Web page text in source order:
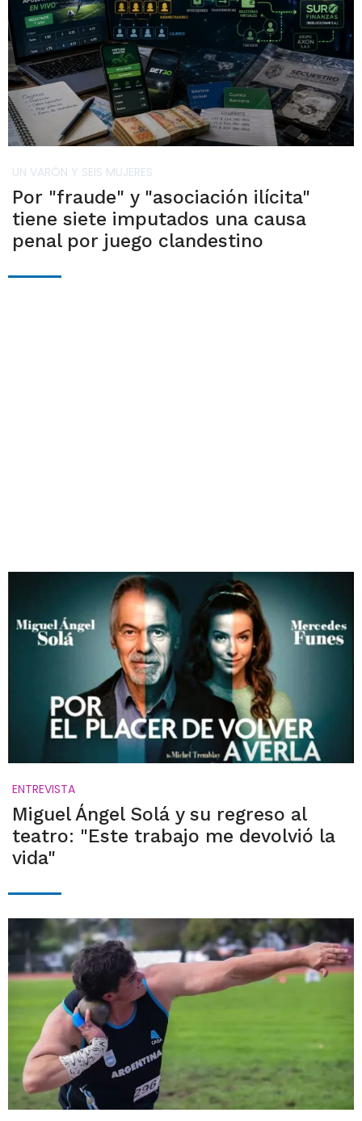
UN VARÓN Y SEIS MUJERES
Por "fraude" y "asociación ilícita"
tiene siete imputados una causa
penal por juego clandestino
ENTREVISTA
Miguel Ángel Solá y su regreso al
teatro: "Este trabajo me devolvió la
vida"